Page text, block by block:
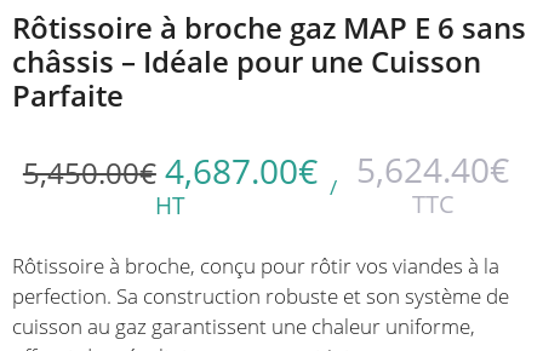
Rôtissoire à broche gaz MAP E 6 sans
châssis – Idéale pour une Cuisson
Parfaite
5,450.00€ 4,687.00€
HT
/ 5,624.40€
TTC
Rôtissoire à broche, conçu pour rôtir vos viandes à la
perfection. Sa construction robuste et son système de
cuisson au gaz garantissent une chaleur uniforme,